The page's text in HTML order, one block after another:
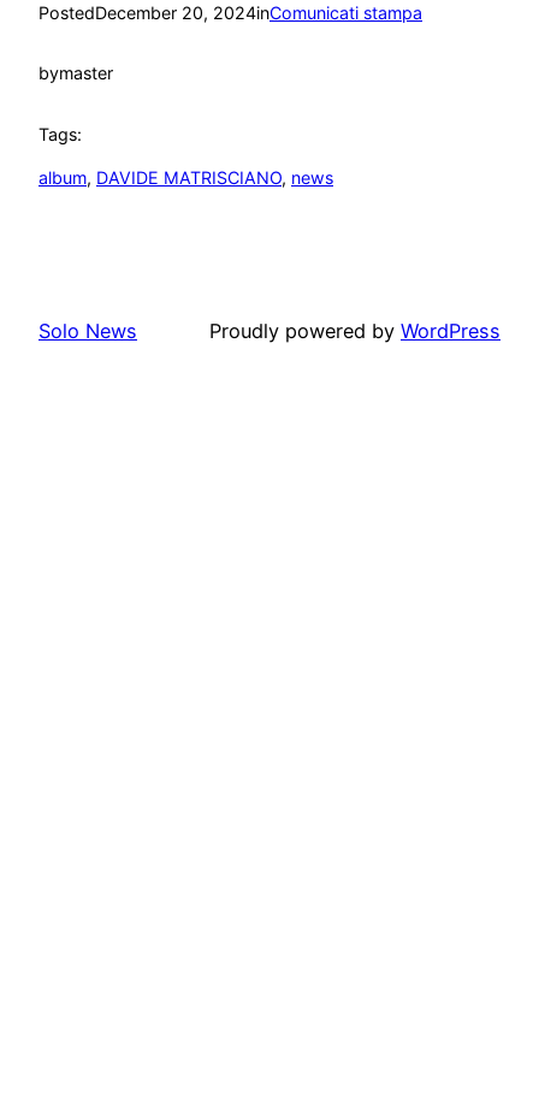
PostedDecember 20, 2024inComunicati stampa
bymaster
Tags:
album, DAVIDE MATRISCIANO, news
Solo News Proudly powered by WordPress